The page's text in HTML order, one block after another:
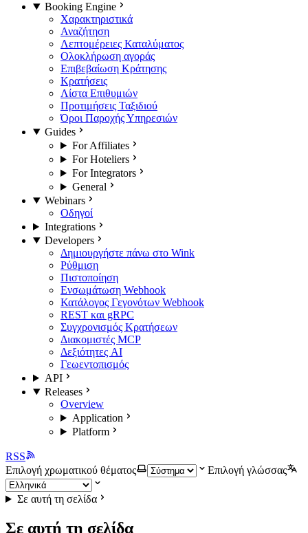
Booking Engine
Χαρακτηριστικά
Αναζήτηση
Λεπτομέρειες Καταλύματος
Ολοκλήρωση αγοράς
Επιβεβαίωση Κράτησης
Κρατήσεις
Λίστα Επιθυμιών
Προτιμήσεις Ταξιδιού
Όροι Παροχής Υπηρεσιών
Guides
For Affiliates
For Hoteliers
For Integrators
General
Webinars
Οδηγοί
Integrations
Developers
Δημιουργήστε πάνω στο Wink
Ρύθμιση
Πιστοποίηση
Ενσωμάτωση Webhook
Κατάλογος Γεγονότων Webhook
REST και gRPC
Συγχρονισμός Κρατήσεων
Διακομιστές MCP
Δεξιότητες AI
Γεωεντοπισμός
API
Releases
Overview
Application
Platform
RSS
Επιλογή χρωματικού θέματος
Επιλογή γλώσσας
Σε αυτή τη σελίδα
Σε αυτή τη σελίδα